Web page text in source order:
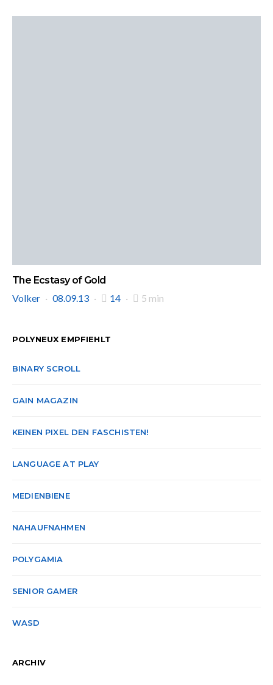
The Ecstasy of Gold
Volker
08.09.13 14 5 min
POLYNEUX EMPFIEHLT
BINARY SCROLL
GAIN MAGAZIN
KEINEN PIXEL DEN FASCHISTEN!
LANGUAGE AT PLAY
MEDIENBIENE
NAHAUFNAHMEN
POLYGAMIA
SENIOR GAMER
WASD
ARCHIV